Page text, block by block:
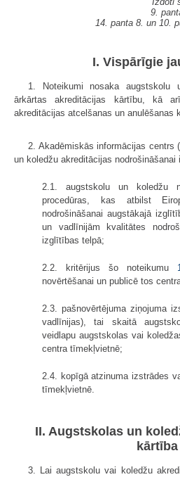
9.
14. panta 8. un 10.
I. Vispārīgie
1. Noteikumi nosaka augstskolu
ārkārtas akreditācijas kārtību, kā
akreditācijas atcelšanas un anulēšanas
2. Akadēmiskās informācijas centrs
un koledžu akreditācijas
2.1. augstskolu un koledžu
procedūras, kas atbilst
nodrošināšanai augstākajā
un vadlīnijām kvalitātes
izglītības telpā;
2.2. kritērijus šo noteikumu
novērtēšanai un publicē tos
2.3. pašnovērtējuma ziņojuma
vadlīnijas), tai skaitā
veidlapu augstskolas vai
centra tīmekļvietnē;
2.4. kopīgā atzinuma izstrādes
tīmekļvietnē.
II. Augstskolas un
kārtība
3. Lai augstskolu vai koledžu